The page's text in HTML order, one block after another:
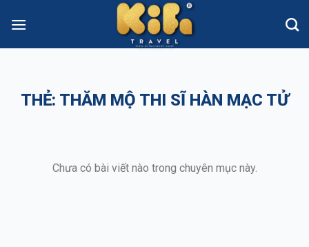
THẺ: THĂM MỘ THI SĨ HÀN MẠC TỬ
Chưa có bài viết nào trong chuyên mục này.